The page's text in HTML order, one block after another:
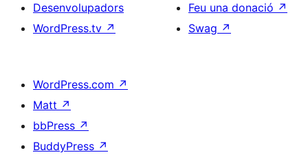
Desenvolupadors
WordPress.tv ↗
Feu una donació ↗
Swag ↗
WordPress.com ↗
Matt ↗
bbPress ↗
BuddyPress ↗